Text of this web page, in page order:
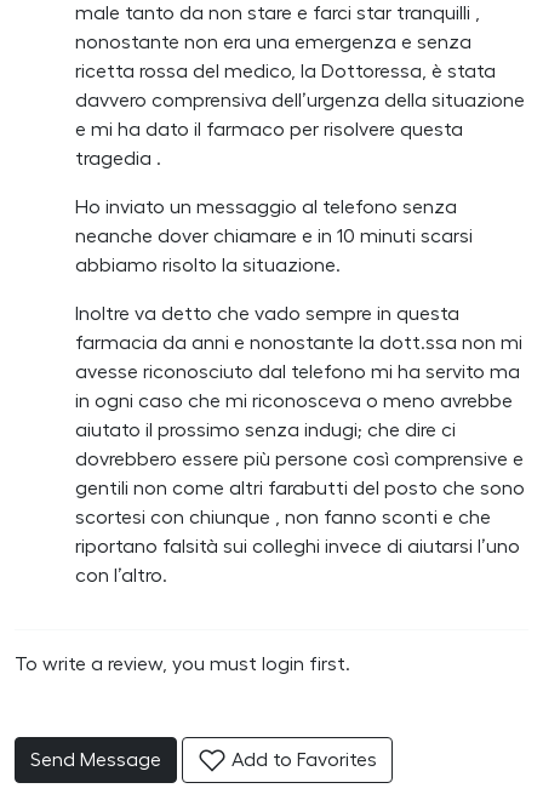
male tanto da non stare e farci star tranquilli ,
nonostante non era una emergenza e senza
ricetta rossa del medico, la Dottoressa, è stata
davvero comprensiva dell’urgenza della situazione
e mi ha dato il farmaco per risolvere questa
tragedia .
Ho inviato un messaggio al telefono senza
neanche dover chiamare e in 10 minuti scarsi
abbiamo risolto la situazione.
Inoltre va detto che vado sempre in questa
farmacia da anni e nonostante la dott.ssa non mi
avesse riconosciuto dal telefono mi ha servito ma
in ogni caso che mi riconosceva o meno avrebbe
aiutato il prossimo senza indugi; che dire ci
dovrebbero essere più persone così comprensive e
gentili non come altri farabutti del posto che sono
scortesi con chiunque , non fanno sconti e che
riportano falsità sui colleghi invece di aiutarsi l’uno
con l’altro.
To write a review, you must login first.
Send Message Add to Favorites